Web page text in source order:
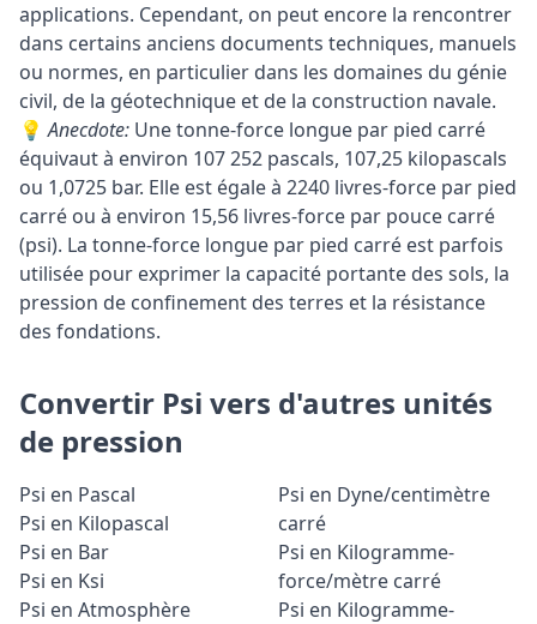
applications. Cependant, on peut encore la rencontrer
dans certains anciens documents techniques, manuels
ou normes, en particulier dans les domaines du génie
civil, de la géotechnique et de la construction navale.
💡Anecdote: Une tonne-force longue par pied carré
équivaut à environ 107 252 pascals, 107,25 kilopascals
ou 1,0725 bar. Elle est égale à 2240 livres-force par pied
carré ou à environ 15,56 livres-force par pouce carré
(psi). La tonne-force longue par pied carré est parfois
utilisée pour exprimer la capacité portante des sols, la
pression de confinement des terres et la résistance
des fondations.
Convertir Psi vers d'autres unités
de pression
Psi en Pascal
Psi en Kilopascal
Psi en Bar
Psi en Ksi
Psi en Atmosphère
Psi en Dyne/centimètre
carré
Psi en Kilogramme-
force/mètre carré
Psi en Kilogramme-